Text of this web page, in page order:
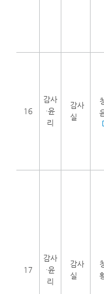
16
감사
·윤
리
감사
실
17
감사
·윤
리
감사
실